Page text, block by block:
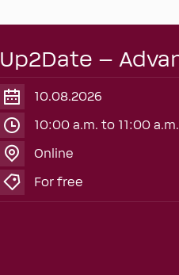
Up2Date –
10.08.2026
10:00 a.m. to 11:00 a.m.
Online
For free